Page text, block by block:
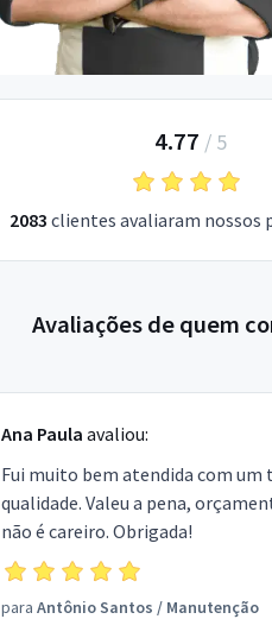
4.77 / 5
2083 clientes avaliaram nossos
Avaliações de quem
Ana Paula avaliou:
Fui muito bem atendida com um
qualidade. Valeu a pena,
não é careiro. Obrigada!
para Antônio Santos / Manutenção